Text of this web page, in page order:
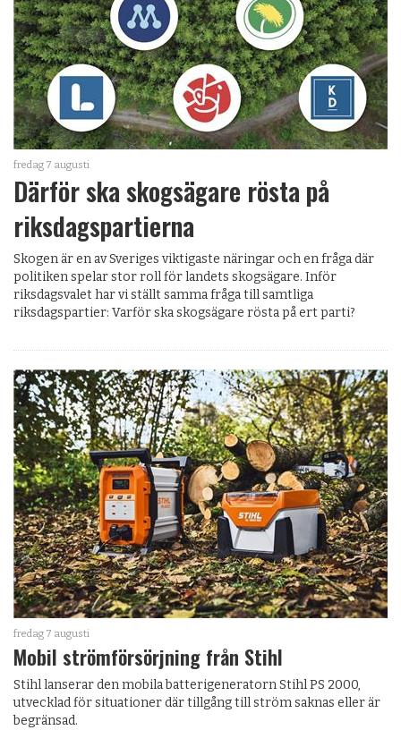
fredag 7 augusti
Därför ska skogsägare rösta på
riksdagspartierna
Skogen är en av Sveriges viktigaste näringar och en fråga där
politiken spelar stor roll för landets skogsägare. Inför
riksdagsvalet har vi ställt samma fråga till samtliga
riksdagspartier: Varför ska skogsägare rösta på ert parti?
fredag 7 augusti
Mobil strömförsörjning från Stihl
Stihl lanserar den mobila batterigeneratorn Stihl PS 2000,
utvecklad för situationer där tillgång till ström saknas eller är
begränsad.